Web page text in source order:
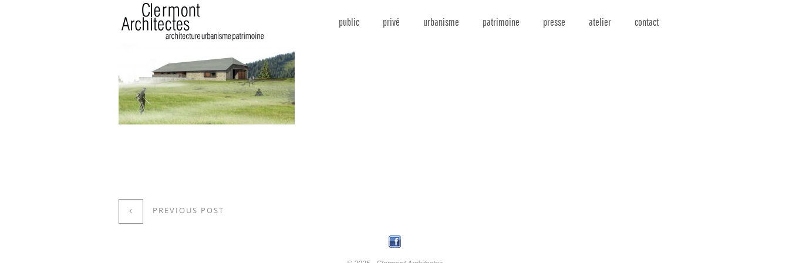
public privé urbanisme patrimoine presse atelier contact
PREVIOUS POST